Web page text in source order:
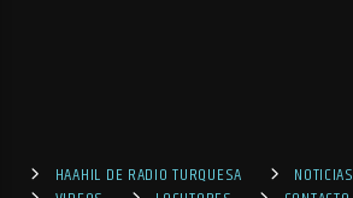
HAAHIL DE RADIO TURQUESA NOTICIAS